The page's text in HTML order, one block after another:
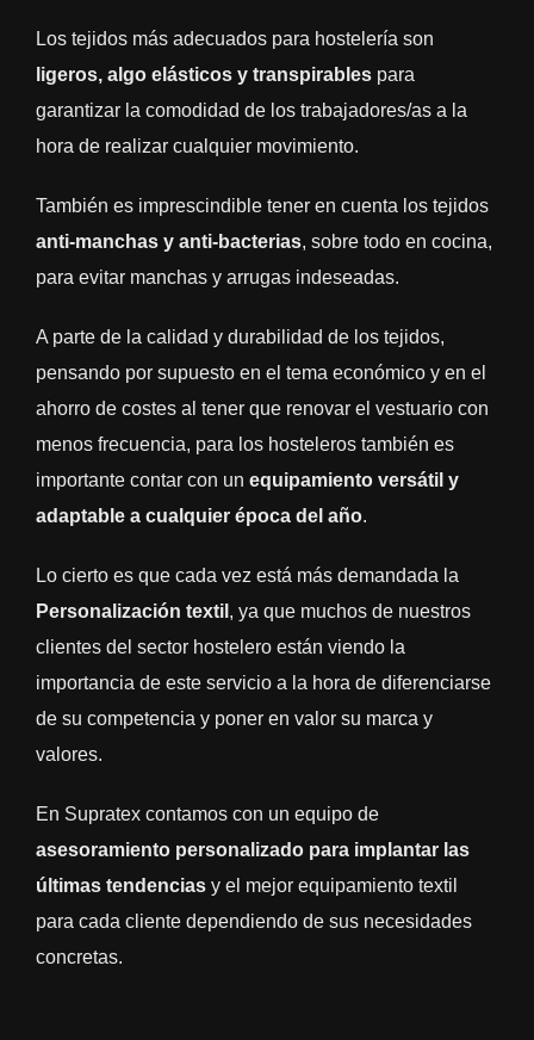
Los tejidos más adecuados para hostelería son
ligeros, algo elásticos y transpirablespara
garantizar la comodidad de los trabajadores/as a la
hora de realizar cualquier movimiento.
También es imprescindible tener en cuenta los tejidos
anti-manchas y anti-bacterias, sobre todo en cocina,
para evitar manchas y arrugas indeseadas.
A parte de la calidad y durabilidad de los tejidos,
pensando por supuesto en el tema económico y en el
ahorro de costes al tener que renovar el vestuario con
menos frecuencia, para los hosteleros también es
importante contar con un equipamiento versátil y
adaptable a cualquier época del año.
Lo cierto es que cada vez está más demandada la
Personalización textil , ya que muchos de nuestros
clientes del sector hostelero están viendo la
importancia de este servicio a la hora de diferenciarse
de su competencia y poner en valor su marca y
valores.
En Supratex contamos con un equipo de
asesoramiento personalizado para implantar las
últimas tendenciasy el mejor equipamiento textil
para cada cliente dependiendo de sus necesidades
concretas.